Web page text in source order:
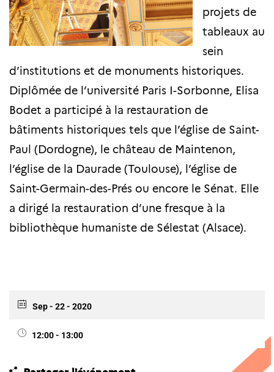
projets de
tableaux au
sein
d’institutions et de monuments historiques.
Diplômée de l’université Paris I-Sorbonne, Elisa
Bodet a participé à la restauration de
bâtiments historiques tels que l’église de Saint-
Paul (Dordogne), le château de Maintenon,
l’église de la Daurade (Toulouse), l’église de
Saint-Germain-des-Prés ou encore le Sénat. Elle
a dirigé la restauration d’une fresque à la
bibliothèque humaniste de Sélestat (Alsace).
Sep - 22 - 2020
12:00 - 13:00